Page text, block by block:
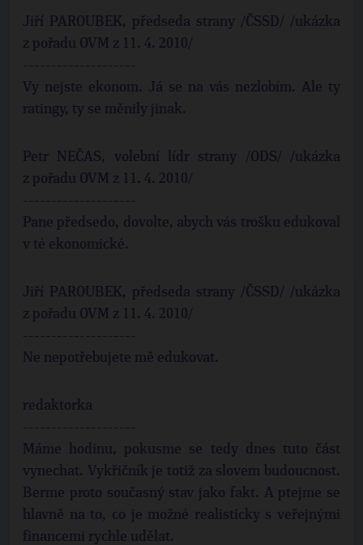
Jiří PAROUBEK, předseda strany /ČSSD/ /ukázka
z pořadu OVM z 11. 4. 2010/
--------------------
Vy nejste ekonom. Já se na vás nezlobím. Ale ty
ratingy, ty se měnily jinak.
Petr NEČAS, volební lídr strany /ODS/ /ukázka
z pořadu OVM z 11. 4. 2010/
--------------------
Pane předsedo, dovolte, abych vás trošku edukoval
v té ekonomické.
Jiří PAROUBEK, předseda strany /ČSSD/ /ukázka
z pořadu OVM z 11. 4. 2010/
--------------------
Ne nepotřebujete mě edukovat.
redaktorka
--------------------
Máme hodinu, pokusme se tedy dnes tuto část
vynechat. Vykřičník je totiž za slovem budoucnost.
Berme proto současný stav jako fakt. A ptejme se
hlavně na to, co je možné realisticky s veřejnými
financemi rychle udělat.